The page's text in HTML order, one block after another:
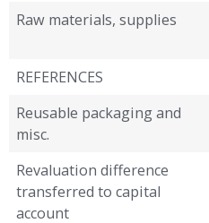
Raw materials, supplies
REFERENCES
Reusable packaging and
misc.
Revaluation difference
transferred to capital
account